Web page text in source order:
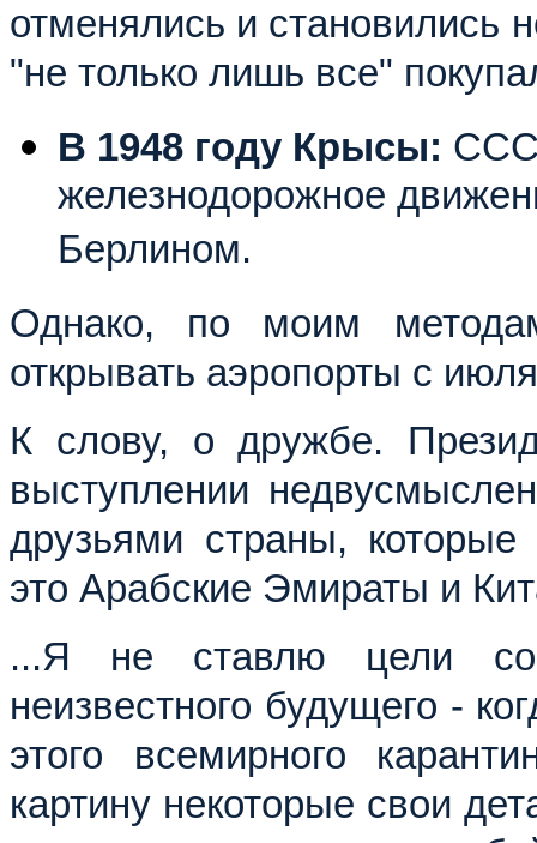
отменялись и становились
"не только лишь все"
В 1948 году Крысы:
железнодорожное
Берлином.
Однако, по моим
открывать аэропорты с
К слову, о дружбе.
выступлении
друзьями страны,
это Арабские Эмираты и
...Я не ставлю цели
неизвестного будущего -
этого всемирного
картину некоторые свои